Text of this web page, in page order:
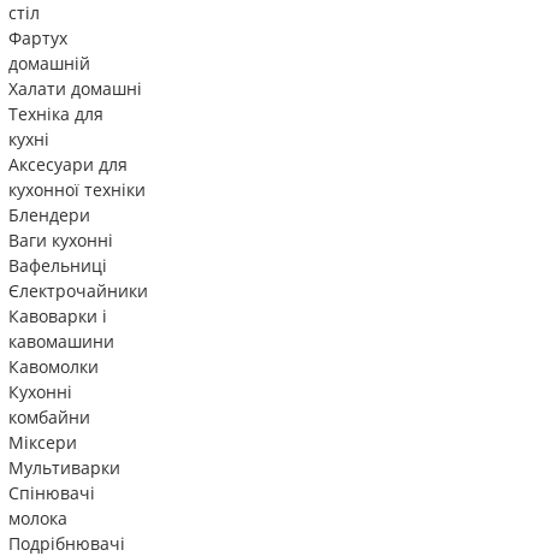
стіл
Фартух
домашній
Халати домашні
Техніка для
кухні
Аксесуари для
кухонної техніки
Блендери
Ваги кухонні
Вафельниці
Єлектрочайники
Кавоварки і
кавомашини
Кавомолки
Кухонні
комбайни
Міксери
Мультиварки
Спінювачі
молока
Подрібнювачі